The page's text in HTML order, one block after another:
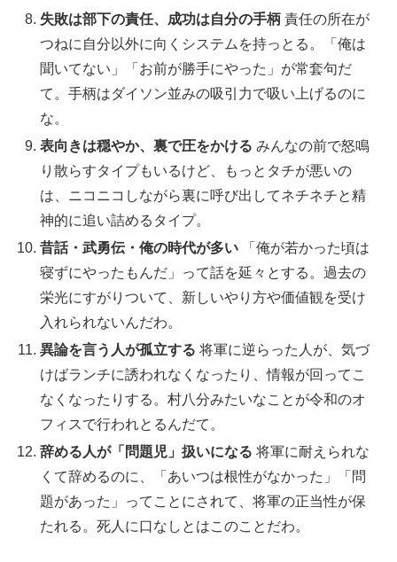
失敗は部下の責任、成功は自分の手柄 責任の所在が
つねに自分以外に向くシステムを持っとる。「俺は
聞いてない」「お前が勝手にやった」が常套句だ
て。手柄はダイソン並みの吸引力で吸い上げるのに
な。
表向きは穏やか、裏で圧をかける みんなの前で怒鳴
り散らすタイプもいるけど、もっとタチが悪いの
は、ニコニコしながら裏に呼び出してネチネチと精
神的に追い詰めるタイプ。
昔話・武勇伝・俺の時代が多い 「俺が若かった頃は
寝ずにやったもんだ」って話を延々とする。過去の
栄光にすがりついて、新しいやり方や価値観を受け
入れられないんだわ。
異論を言う人が孤立する 将軍に逆らった人が、気づ
けばランチに誘われなくなったり、情報が回ってこ
なくなったりする。村八分みたいなことが令和のオ
フィスで行われとるんだて。
辞める人が「問題児」扱いになる 将軍に耐えられな
くて辞めるのに、「あいつは根性がなかった」「問
題があった」ってことにされて、将軍の正当性が保
たれる。死人に口なしとはこのことだわ。